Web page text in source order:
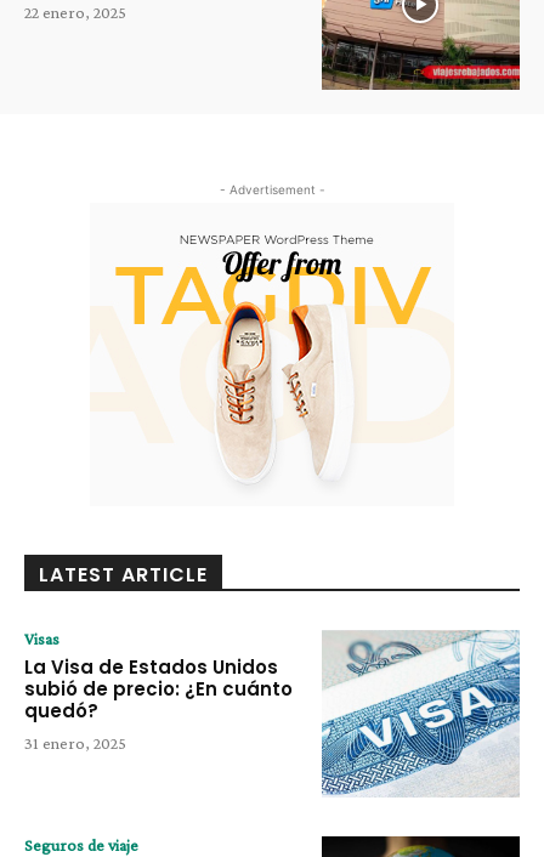
22 enero, 2025
- Advertisement -
LATEST ARTICLE
Visas
La Visa de Estados Unidos
subió de precio: ¿En cuánto
quedó?
31 enero, 2025
Seguros de viaje